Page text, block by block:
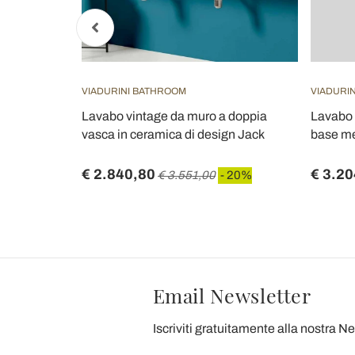
VIADURINI BATHROOM
Lavabo vintage da muro a doppia
vasca in ceramica di design Jack
€ 2.840,80 € 3.551,00 - 20%
base
€
Email Newsletter
Iscriviti gratuitamente alla nostra